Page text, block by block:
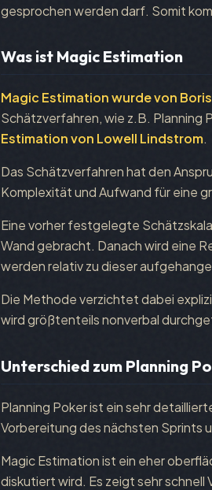
gesprochen werden darf. Somit
Was ist Magic Estimation
Magic Estimation wurde von
Schätzverfahren, wie z.B. Planning
Estimation von Lowell Lindstrom.
Das Schätzverfahren hat den
Komplexität und Aufwand für eine
Eine vorher festgelegte
Wand gebracht. Danach wird eine
werden relativ zu dieser
Die Methode verzichtet dabei
wird größtenteils nonverbal
Unterschied zum Planning
Planning Poker ist ein sehr
Vorbereitung des nächsten Sprints
Magic Estimation ist ein eher
diskutiert wird. Es zeigt sehr